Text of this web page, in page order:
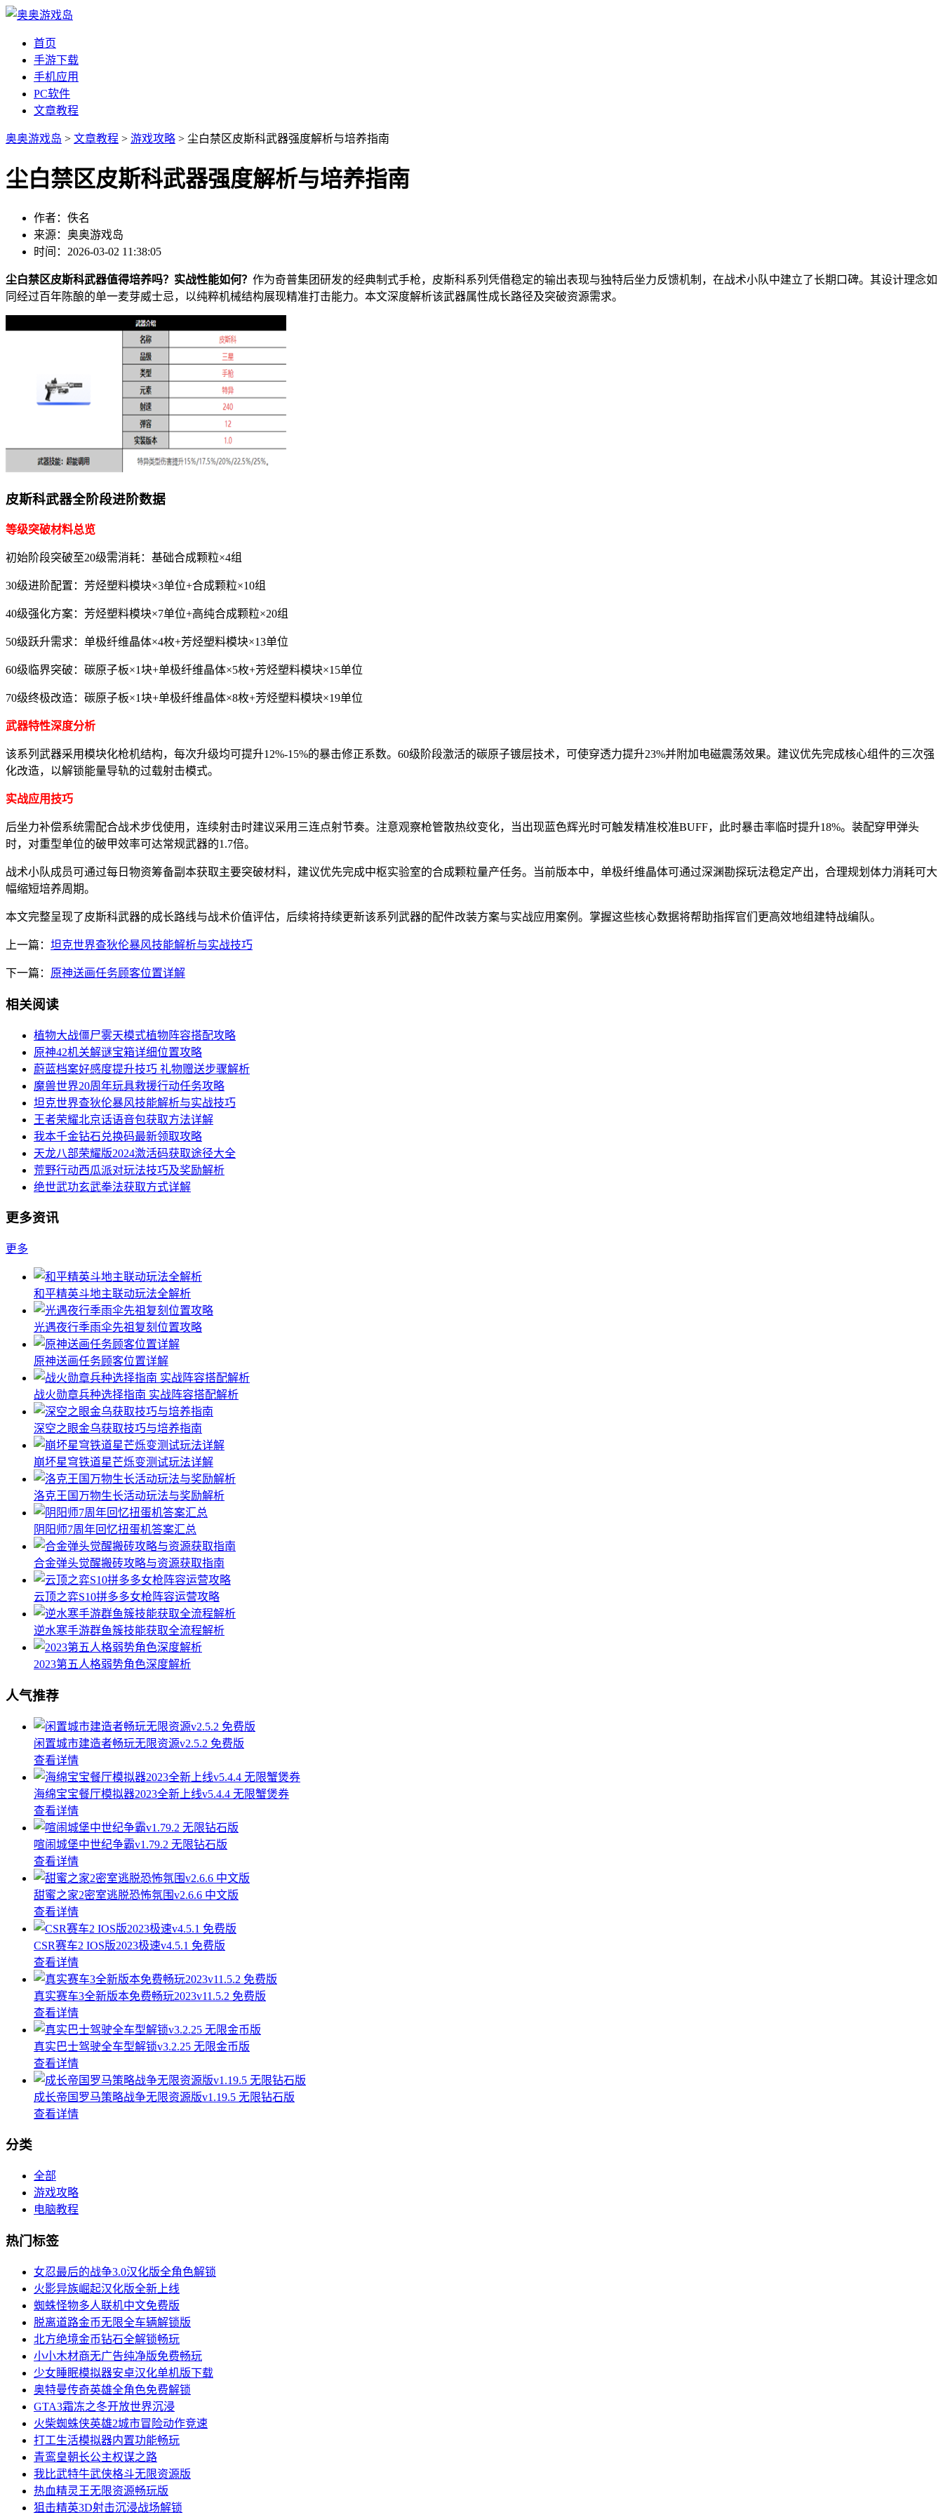
首页
手游下载
手机应用
PC软件
文章教程
奥奥游戏岛 > 文章教程 > 游戏攻略 > 尘白禁区皮斯科武器强度解析与培养指南
尘白禁区皮斯科武器强度解析与培养指南
作者：佚名
来源：奥奥游戏岛
时间：2026-03-02 11:38:05
尘白禁区皮斯科武器值得培养吗？实战性能如何？ 作为奇普集团研发的经典制式手枪，皮斯科系列凭借稳定的输出表现与独特后坐力反馈机制，在战术小队中建立了长期口碑。其设计理念如
同经过百年陈酿的单一麦芽威士忌，以纯粹机械结构展现精准打击能力。本文深度解析该武器属性成长路径及突破资源需求。
皮斯科武器全阶段进阶数据
等级突破材料总览
初始阶段突破至20级需消耗：基础合成颗粒×4组
30级进阶配置：芳烃塑料模块×3单位+合成颗粒×10组
40级强化方案：芳烃塑料模块×7单位+高纯合成颗粒×20组
50级跃升需求：单极纤维晶体×4枚+芳烃塑料模块×13单位
60级临界突破：碳原子板×1块+单极纤维晶体×5枚+芳烃塑料模块×15单位
70级终极改造：碳原子板×1块+单极纤维晶体×8枚+芳烃塑料模块×19单位
武器特性深度分析
该系列武器采用模块化枪机结构，每次升级均可提升12%-15%的暴击修正系数。60级阶段激活的碳原子镀层技术，可使穿透力提升23%并附加电磁震荡效果。建议优先完成核心组件的三次强
化改造，以解锁能量导轨的过载射击模式。
实战应用技巧
后坐力补偿系统需配合战术步伐使用，连续射击时建议采用三连点射节奏。注意观察枪管散热纹变化，当出现蓝色辉光时可触发精准校准BUFF，此时暴击率临时提升18%。装配穿甲弹头
时，对重型单位的破甲效率可达常规武器的1.7倍。
战术小队成员可通过每日物资筹备副本获取主要突破材料，建议优先完成中枢实验室的合成颗粒量产任务。当前版本中，单极纤维晶体可通过深渊勘探玩法稳定产出，合理规划体力消耗可大
幅缩短培养周期。
本文完整呈现了皮斯科武器的成长路线与战术价值评估，后续将持续更新该系列武器的配件改装方案与实战应用案例。掌握这些核心数据将帮助指挥官们更高效地组建特战编队。
上一篇： 坦克世界查狄伦暴风技能解析与实战技巧
下一篇： 原神送画任务顾客位置详解
相关阅读
植物大战僵尸雾天模式植物阵容搭配攻略
原神42机关解谜宝箱详细位置攻略
蔚蓝档案好感度提升技巧 礼物赠送步骤解析
魔兽世界20周年玩具救援行动任务攻略
坦克世界查狄伦暴风技能解析与实战技巧
王者荣耀北京话语音包获取方法详解
我本千金钻石兑换码最新领取攻略
天龙八部荣耀版2024激活码获取途径大全
荒野行动西瓜派对玩法技巧及奖励解析
绝世武功玄武拳法获取方式详解
更多资讯
更多
和平精英斗地主联动玩法全解析
光遇夜行季雨伞先祖复刻位置攻略
原神送画任务顾客位置详解
战火勋章兵种选择指南 实战阵容搭配解析
深空之眼金乌获取技巧与培养指南
崩坏星穹铁道星芒烁变测试玩法详解
洛克王国万物生长活动玩法与奖励解析
阴阳师7周年回忆扭蛋机答案汇总
合金弹头觉醒搬砖攻略与资源获取指南
云顶之弈S10拼多多女枪阵容运营攻略
逆水寒手游群鱼簇技能获取全流程解析
2023第五人格弱势角色深度解析
人气推荐
闲置城市建造者畅玩无限资源v2.5.2 免费版
查看详情
海绵宝宝餐厅模拟器2023全新上线v5.4.4 无限蟹煲券
查看详情
喧闹城堡中世纪争霸v1.79.2 无限钻石版
查看详情
甜蜜之家2密室逃脱恐怖氛围v2.6.6 中文版
查看详情
CSR赛车2 IOS版2023极速v4.5.1 免费版
查看详情
真实赛车3全新版本免费畅玩2023v11.5.2 免费版
查看详情
真实巴士驾驶全车型解锁v3.2.25 无限金币版
查看详情
成长帝国罗马策略战争无限资源版v1.19.5 无限钻石版
查看详情
分类
全部
游戏攻略
电脑教程
热门标签
女忍最后的战争3.0汉化版全角色解锁
火影异族崛起汉化版全新上线
蜘蛛怪物多人联机中文免费版
脱离道路金币无限全车辆解锁版
北方绝境金币钻石全解锁畅玩
小小木材商无广告纯净版免费畅玩
少女睡眠模拟器安卓汉化单机版下载
奥特曼传奇英雄全角色免费解锁
GTA3霜冻之冬开放世界沉浸
火柴蜘蛛侠英雄2城市冒险动作竞速
打工生活模拟器内置功能畅玩
青鸾皇朝长公主权谋之路
我比武特牛武侠格斗无限资源版
热血精灵王无限资源畅玩版
狙击精英3D射击沉浸战场解锁